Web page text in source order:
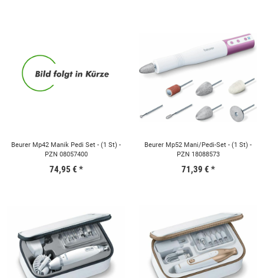
Beurer Mp42 Manik Pedi Set - (1 St) -
PZN 08057400
74,95 € *
Beurer Mp52 Mani/Pedi-Set - (1 St) -
PZN 18088573
71,39 € *